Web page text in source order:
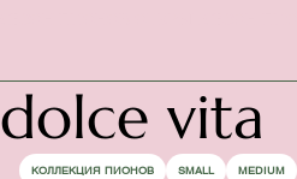
dolce vita
КОЛЛЕКЦИЯ ПИОНОВ SMALL MEDIUM